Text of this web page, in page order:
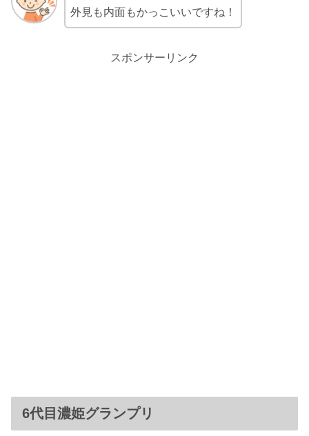
外見も内面もかっこいいですね！
スポンサーリンク
6代目濃姫グランプリ